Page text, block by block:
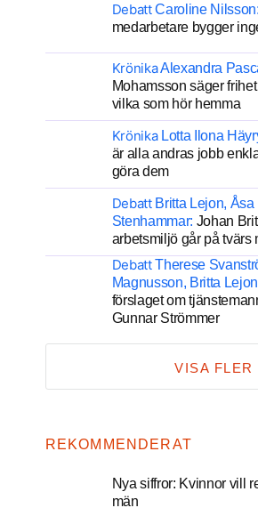
Debatt Caroline Nilsson:
medarbetare bygger
KrönikaAlexandra
Mohamsson säger
vilka som hör hemma
Krönika Lotta Ilona
är alla andras jobb
göra dem
Debatt Britta Lejon, Åsa
Stenhammar: Johan
arbetsmiljö går på tvärs
Debatt Therese
Magnusson, Britta
förslaget om
Gunnar Strömmer
VISA FLER
REKOMMENDERAT
Nya siffror: Kvinnor vill
män